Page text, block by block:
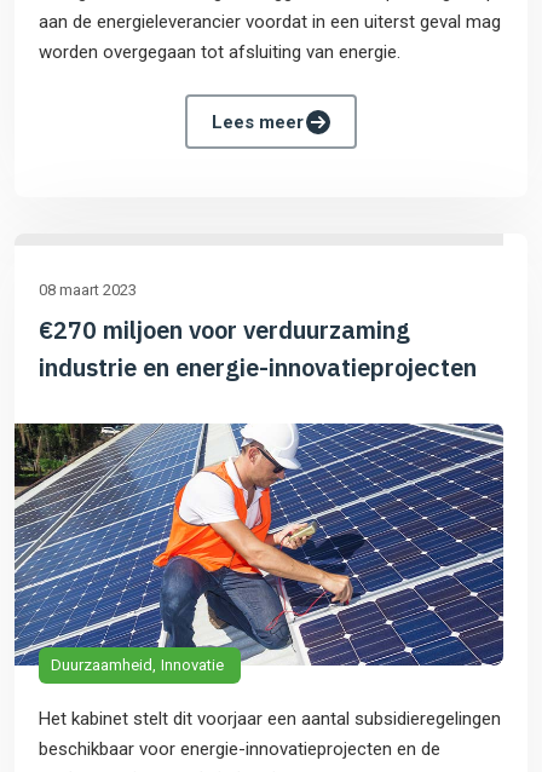
aan de energieleverancier voordat in een uiterst geval mag
worden overgegaan tot afsluiting van energie.
Lees meer
08 maart 2023
€270 miljoen voor verduurzaming
industrie en energie-innovatieprojecten
Duurzaamheid Innovatie
Het kabinet stelt dit voorjaar een aantal subsidieregelingen
beschikbaar voor energie-innovatieprojecten en de